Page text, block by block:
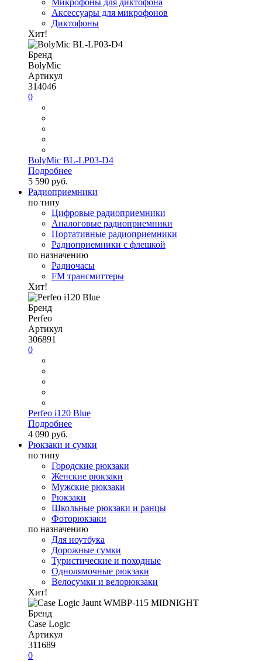
Микрофоны для диктофона
Аксессуары для микрофонов
Диктофоны
Хит!
Бренд
BolyMic
Артикул
314046
0
BolyMic BL-LP03-D4
Подробнее
5 590 руб.
Радиоприемники
по типу
Цифровые радиоприемники
Аналоговые радиоприемники
Портативные радиоприемники
Радиоприемники с флешкой
по назначению
Радиочасы
FM трансмиттеры
Хит!
Бренд
Perfeo
Артикул
306891
0
Perfeo i120 Blue
Подробнее
4 090 руб.
Рюкзаки и сумки
по типу
Городские рюкзаки
Женские рюкзаки
Мужские рюкзаки
Рюкзаки
Школьные рюкзаки и ранцы
Фоторюкзаки
по назначению
Для ноутбука
Дорожные сумки
Туристические и походные
Однолямочные рюкзаки
Велосумки и велорюкзаки
Хит!
Бренд
Case Logic
Артикул
311689
0